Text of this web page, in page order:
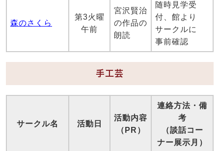
森のさくら
第3火曜
午前
宮沢賢治
の作品の
朗読
随時見学受
付、館より
サークルに
事前確認
手工芸
サークル名 活動日
活動内容
（PR）
連絡方法・備
考
（談話コー
ナー展示月）